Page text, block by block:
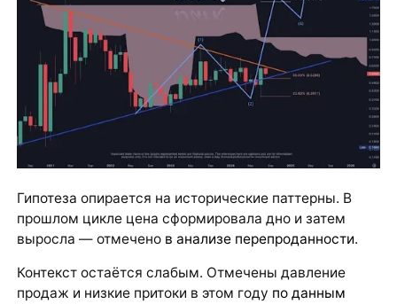
Гипотеза опирается на исторические паттерны. В
прошлом цикле цена сформировала дно и затем
выросла — отмечено в анализе перепроданности.
Контекст остаётся слабым. Отмечены давление
продаж и низкие притоки в этом году по данным